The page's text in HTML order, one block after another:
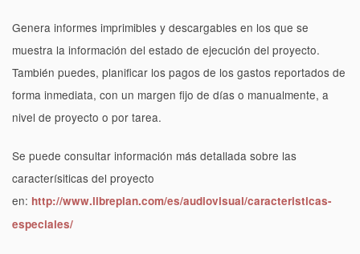
Genera informes imprimibles y descargables en los que se
muestra la información del estado de ejecución del proyecto.
También puedes, planificar los pagos de los gastos reportados de
forma inmediata, con un margen fijo de días o manualmente, a
nivel de proyecto o por tarea.
Se puede consultar información más detallada sobre las
caracterísiticas del proyecto
en: http://www.libreplan.com/es/audiovisual/caracteristicas-
especiales/